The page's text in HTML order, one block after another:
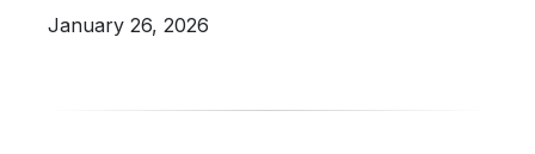
Edificios Municipales Energéticamente
January 26, 2026